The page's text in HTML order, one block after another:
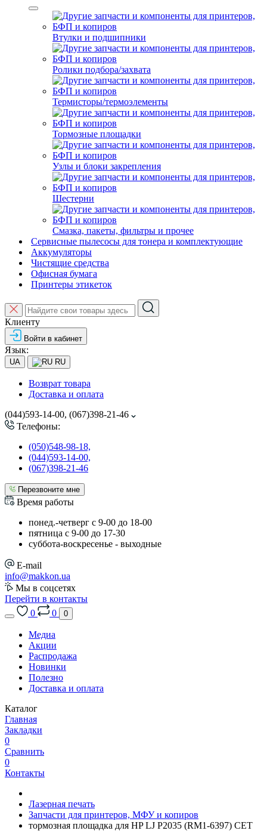
Втулки и подшипники
Ролики подбора/захвата
Термисторы/термоэлементы
Тормозные площадки
Узлы и блоки закрепления
Шестерни
Смазка, пакеты, фильтры и прочее
Сервисные пылесосы для тонера и комплектующие
Аккумуляторы
Чистящие средства
Офисная бумага
Принтеры этикеток
Клиенту
Войти в кабинет
Язык:
UA RU
Возврат товара
Доставка и оплата
(044)593-14-00, (067)398-21-46
Телефоны:
(050)548-98-18,
(044)593-14-00,
(067)398-21-46
Перезвоните мне
Время работы
понед.-четверг с 9-00 до 18-00
пятница с 9-00 до 17-30
cуббота-воскресенье - выходные
E-mail
info@makkon.ua
Мы в соцсетях
Перейти в контакты
0
0 0
Медиа
Акции
Распродажа
Новинки
Полезно
Доставка и оплата
Каталог
Главная
Закладки
0
Сравнить
0
Контакты
Лазерная печать
Запчасти для принтеров, МФУ и копиров
тормозная площадка для HP LJ P2035 (RM1-6397) CET